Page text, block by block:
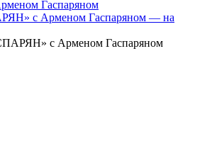
с Арменом Гаспаряном — на
с Арменом Гаспаряном